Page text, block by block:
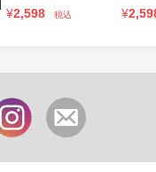
¥2,598 税込 ¥